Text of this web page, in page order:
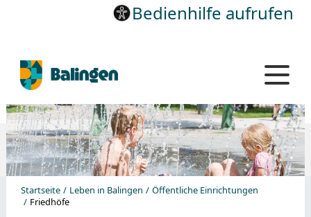
Bedienhilfe aufrufen
Startseite Leben in Balingen
Öffentliche Einrichtungen
Friedhöfe